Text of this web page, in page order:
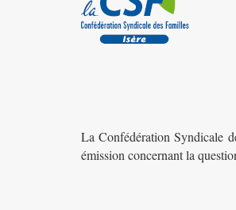
La Confédération Syndicale
émission concernant la